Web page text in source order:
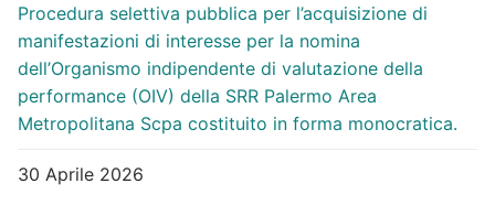
Procedura selettiva pubblica per l’acquisizione di
manifestazioni di interesse per la nomina
dell’Organismo indipendente di valutazione della
performance (OIV) della SRR Palermo Area
Metropolitana Scpa costituito in forma monocratica.
30 Aprile 2026